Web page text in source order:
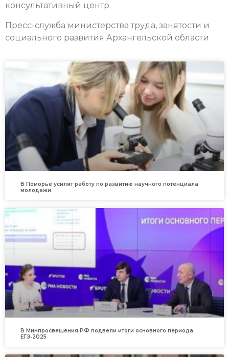
консультативный центр.
Пресс-служба министерства труда, занятости и
социального развития Архангельской области
В Поморье усилят работу по развитию научного потенциала
молодежи
В Минпросвещения РФ подвели итоги основного периода
ЕГЭ‑2025